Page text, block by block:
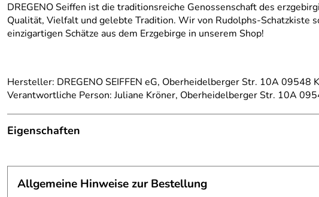
DREGENO Seiffen ist die traditionsreiche Genossenschaft des
Qualität, Vielfalt und gelebte Tradition. Wir von Rudolphs-Schatzkiste
einzigartigen Schätze aus dem Erzgebirge in unserem Shop!
Hersteller: DREGENO SEIFFEN eG, Oberheidelberger Str. 10A 09548
Verantwortliche Person: Juliane Kröner, Oberheidelberger Str. 10A
Eigenschaften
Hersteller:
Großhandel Dregeno
Allgemeine Hinweise zur Bestellung